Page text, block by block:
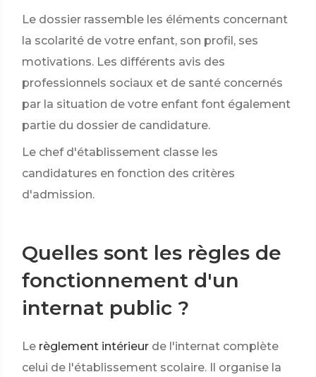
Le dossier rassemble les éléments concernant
la scolarité de votre enfant, son profil, ses
motivations. Les différents avis des
professionnels sociaux et de santé concernés
par la situation de votre enfant font également
partie du dossier de candidature.
Le chef d'établissement classe les
candidatures en fonction des critères
d'admission.
Quelles sont les règles de
fonctionnement d'un
internat public ?
Le règlement intérieur de l'internat complète
celui de l'établissement scolaire. Il organise la